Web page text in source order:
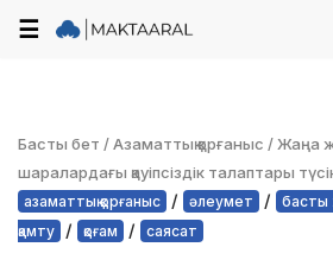
☰
Басты бет /Азаматтық қорғаныс /Жаңа
шаралардағы қауіпсіздік талаптары
азаматтық қорғаныс / әлеумет / басты
қамту
/ қоғам / саясат